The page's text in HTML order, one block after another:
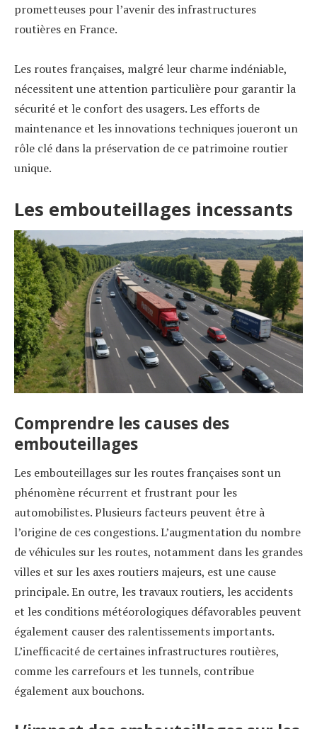
prometteuses pour l’avenir des infrastructures
routières en France.
Les routes françaises, malgré leur charme indéniable,
nécessitent une attention particulière pour garantir la
sécurité et le confort des usagers. Les efforts de
maintenance et les innovations techniques joueront un
rôle clé dans la préservation de ce patrimoine routier
unique.
Les embouteillages incessants
Comprendre les causes des
embouteillages
Les embouteillages sur les routes françaises sont un
phénomène récurrent et frustrant pour les
automobilistes. Plusieurs facteurs peuvent être à
l’origine de ces congestions. L’augmentation du nombre
de véhicules sur les routes, notamment dans les grandes
villes et sur les axes routiers majeurs, est une cause
principale. En outre, les travaux routiers, les accidents
et les conditions météorologiques défavorables peuvent
également causer des ralentissements importants.
L’inefficacité de certaines infrastructures routières,
comme les carrefours et les tunnels, contribue
également aux bouchons.